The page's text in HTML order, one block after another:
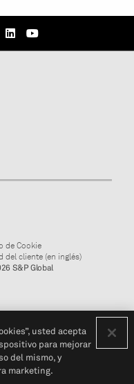
de Cookie
del cliente (en inglés)
S&P Global
usted acepta
para mejorar
del mismo, y
marketing.